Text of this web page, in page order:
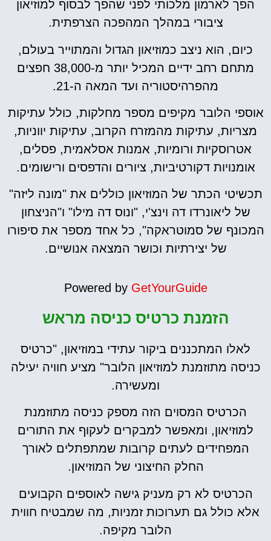
הפך לארמון מלכותי לפני שהפך לבסוף למוזיאון
ציבורי במהלך המהפכה הצרפתית.
כיום, הוא ניצב כמוזיאון הגדול והמתוייר בעולם,
מתחם רחב ידיים המכיל יותר מ-38,000 חפצים
מהפרהיסטוריה ועד המאה ה-21.
אוספי הלובר מקיפים מספר מחלקות, כולל עתיקות
מצריות, עתיקות מהמזרח הקרוב, עתיקות יווניות,
אטרוסקיות ורומיות, אמנות אסלאמית, פסלים,
אומנויות דקורטיביות, ציורים והדפסים ורישומים.
תכשיטי הכתר של המוזיאון כוללים את "מונה ליזה"
של ליאונרדו דה וינצ'י, "ונוס דה מילו" ו"הניצחון
המכונף של סמוטראקה", כל אחד מספר את סיפורו
של יצירתיות וכושר המצאה אנושיים.
Powered by GetYourGuide
הזמנת כרטיס כניסה מראש
לאלו המתכננים ביקור עתידי במוזיאון, "כרטיס
כניסה מתוזמנת למוזיאון הלובר" מציע חוויה יעילה
ומעשירה.
הכרטיס המסוים הזה מספק כניסה מתוזמנת
למוזיאון, ומאפשר למבקרים לעקוף את התורים
המפחידים לעתים קרובות שמתפתלים לאורך
החלק החיצוני של המוזיאון.
הכרטיס לא רק מעניק גישה לאוספים הקבועים
אלא כולל גם תערוכות זמניות, מה שמבטיח חווית
הלובר מקיפה.